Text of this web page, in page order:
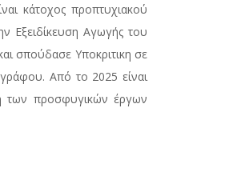
κάτοχος προπτυχιακού
Εξειδίκευση Αγωγής του
σπούδασε Υποκριτικη σε
Από το 2025 είναι
των προσφυγικών έργων